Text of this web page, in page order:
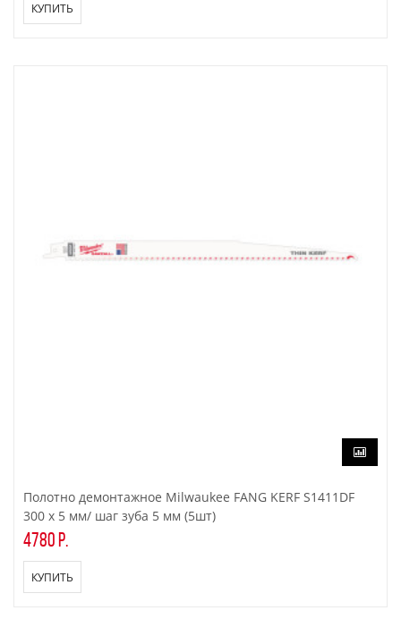
КУПИТЬ
Полотно демонтажное Milwaukee FANG KERF S1411DF
300 x 5 мм/ шаг зуба 5 мм (5шт)
4780 р.
КУПИТЬ